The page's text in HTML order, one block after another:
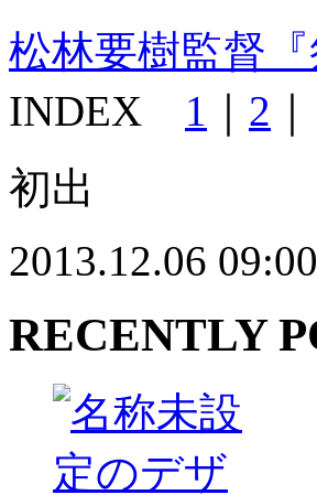
松林要樹監督
INDEX 1 2
初出
2013.12.06
RECENTLY